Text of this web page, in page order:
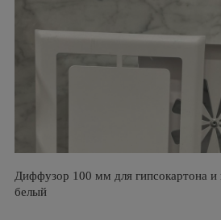
Диффузор 100 мм для гипсокартона и
белый